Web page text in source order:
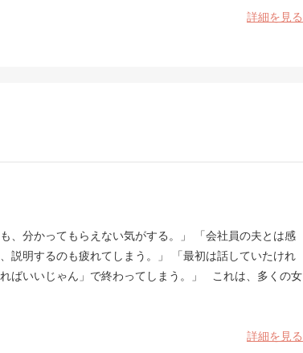
詳細を見る
も、分かってもらえない気がする。」 「会社員の夫とは感
説明するのも疲れてしまう。」 「最初は話していたけれ
ばいいじゃん」で終わってしまう。」 これは、多くの女
詳細を見る